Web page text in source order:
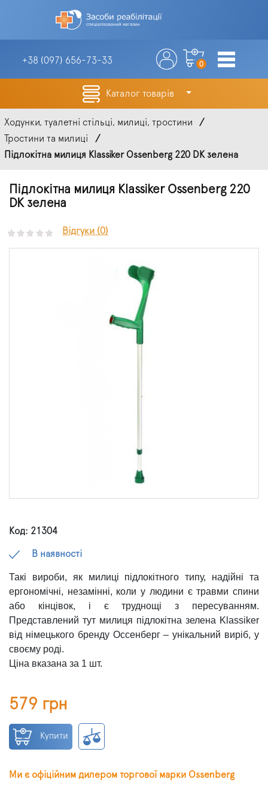
+38 (097) 656-73-33 0
Каталог товарів
Ходунки, туалетні стільці, милиці, тростини
Тростини та милиці
Підлокітна милиця Klassiker Ossenberg 220 DK зелена
Підлокітна милиця Klassiker Ossenberg 220
DK зелена
Відгуки (0)
Код: 21304
В наявності
Такі вироби, як милиці підлокітного типу, надійні та
ергономічні, незамінні, коли у людини є травми спини
або кінцівок, і є труднощі з пересуванням.
Представлений тут милиця підлокітна зелена Klassiker
від німецького бренду Оссенберг – унікальний виріб, у
своєму роді.
Ціна вказана за 1 шт.
579 грн
Купити
Ми є офіційним дилером торгової марки Ossenberg